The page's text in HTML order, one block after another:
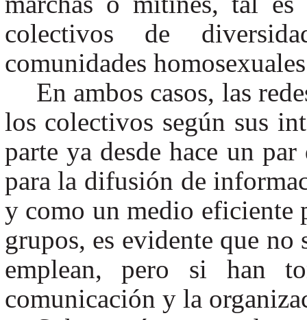
colectivos de
comunidades
En ambos casos, las
los colectivos según sus
parte ya desde hace un
para la difusión de
y como un medio eficiente
grupos, es evidente que no
emplean, pero si han
comunicación y la